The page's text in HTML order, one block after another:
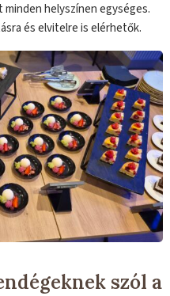
minden helyszínen egységes.
és elvitelre is elérhetők.
szól a